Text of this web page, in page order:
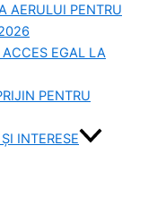
AERULUI PENTRU
ACCES EGAL LA
PENTRU
INTERESE